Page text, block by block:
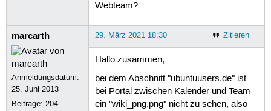
Webteam?
marcarth
Anmeldungsdatum:
25. Juni 2013
Beiträge:204
Zitieren
29. März 2021 18:30
Hallo zusammen,
bei dem Abschnitt "ubuntuusers.de" ist
bei Portal zwischen Kalender und Team
ein "wiki_png.png" nicht zu sehen, also